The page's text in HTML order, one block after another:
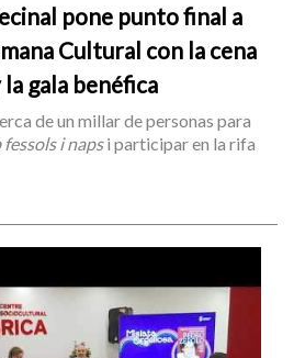
pone punto final a
Cultural con la cena
gala benéfica
de un millar de personas para
i napsi participar en la rifa